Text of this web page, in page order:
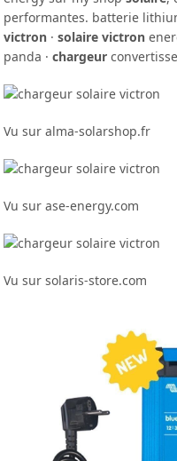
performantes. batterie
victron ·solaire victron
panda ·chargeur
Vu sur alma-solarshop.fr
Vu sur ase-energy.com
Vu sur solaris-store.com